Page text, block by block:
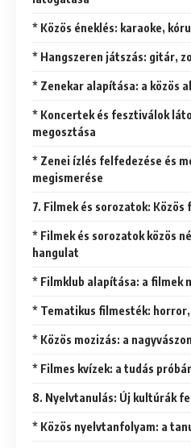
* Közös éneklés: karaoke,
* Hangszeren játszás: gitár,
* Zenekar alapítása: a közös
* Koncertek és fesztiválok
megosztása
* Zenei ízlés felfedezése és
megismerése
7. Filmek és sorozatok: Közös
* Filmek és sorozatok közös
hangulat
* Filmklub alapítása: a filmek
* Tematikus filmesték:
* Közös mozizás: a
* Filmes kvízek: a tudás
8. Nyelvtanulás: Új kultúrák
* Közös nyelvtanfolyam: a